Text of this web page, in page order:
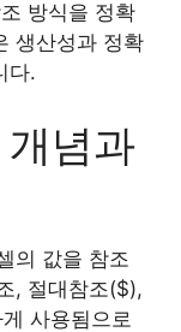
방식을 정확
생산성과 정확
다.
념과
의 값을 참조
, 절대참조($),
사용됨으로